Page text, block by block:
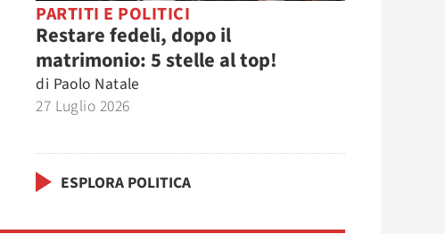
PARTITI E POLITICI
Restare fedeli, dopo il
matrimonio: 5 stelle al top!
di Paolo Natale
27 Luglio 2026
ESPLORA POLITICA